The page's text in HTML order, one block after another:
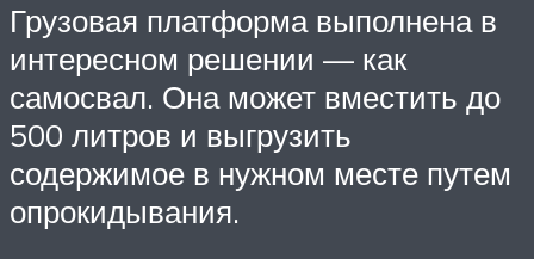
Грузовая платформа выполнена в
интересном решении — как
самосвал. Она может вместить до
500 литров и выгрузить
содержимое в нужном месте путем
опрокидывания.